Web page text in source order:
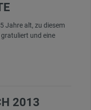
Jahre alt, zu diesem
und eine
2013